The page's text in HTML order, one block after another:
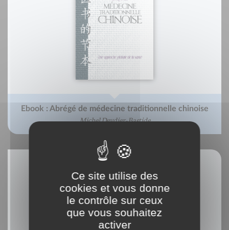
Ebook : Abrégé de médecine traditionnelle chinoise
Michel Deydier-Bastide
Ce site utilise des
cookies et vous donne
le contrôle sur ceux
que vous souhaitez
activer